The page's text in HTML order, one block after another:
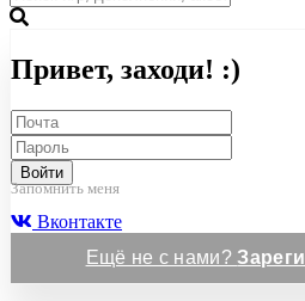
Привет, заходи! :)
Войти
Запомнить меня
Вконтакте
Ещё не с нами?